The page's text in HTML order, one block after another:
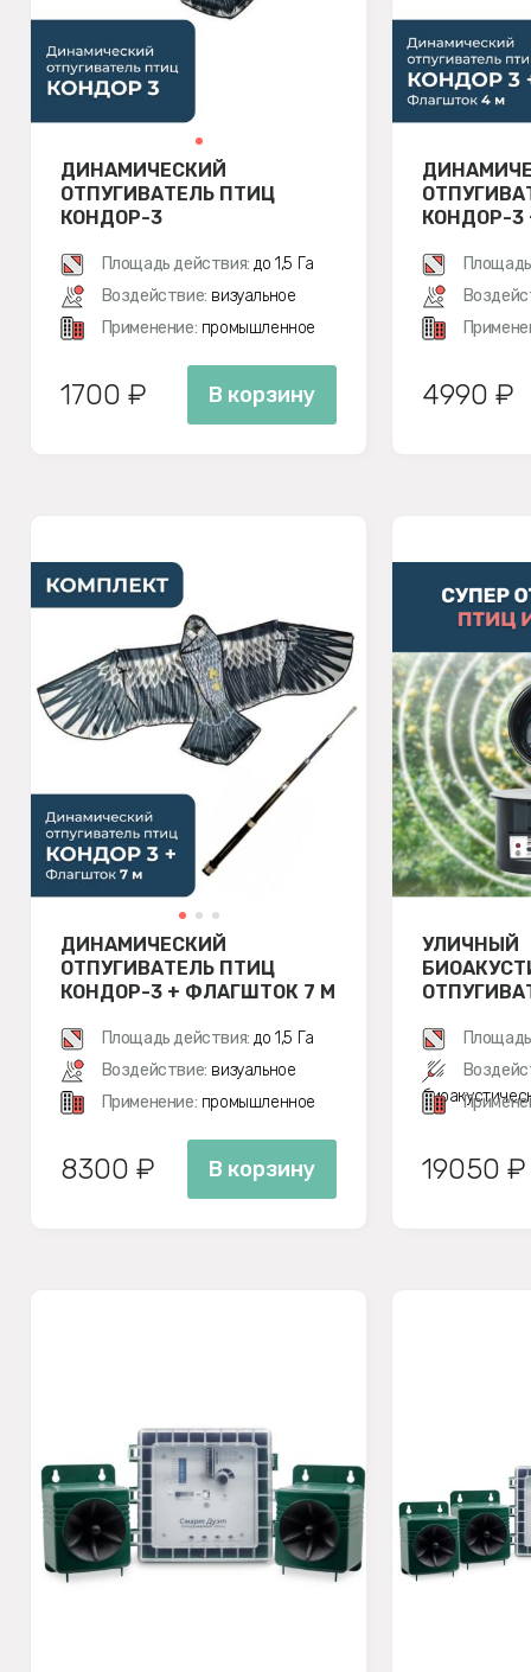
ДИНАМИЧЕСКИЙ
ОТПУГИВАТЕЛЬ ПТИЦ
КОНДОР-3
Площадь действия: до 1,5 Га
Воздействие: визуальное
Применение: промышленное
1700 ₽ В корзину
КОНДОР-3
4990 ₽
ДИНАМИЧЕСКИЙ
ОТПУГИВАТЕЛЬ ПТИЦ
КОНДОР-3 + ФЛАГШТОК 7 М
Площадь действия: до 1,5 Га
Воздействие: визуальное
Применение: промышленное
8300 ₽ В корзину
УЛИЧНЫЙ
LS-2021
19050 ₽